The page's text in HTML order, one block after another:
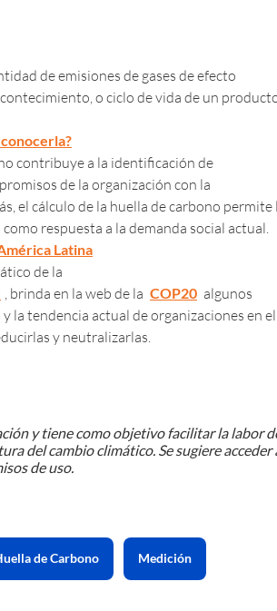
de emisiones de gases de efecto
o ciclo de vida de un
contribuye a la identificación de
de la organización con la
el cálculo de la huella de carbono permite
respuesta a la demanda social actual.
Latina
de la
, brinda en la web de la COP20 algunos
la tendencia actual de organizaciones en el
y neutralizarlas.
y tiene como objetivo facilitar la labor
del cambio climático. Se sugiere acceder
de uso.
de Carbono Medición